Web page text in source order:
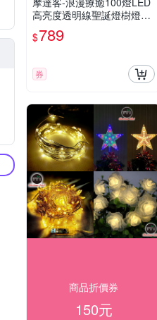
高亮度透明線聖誕燈樹燈串-
(3色可選)(附USB接頭+控制
器)
$789
券
商品折價券
150元